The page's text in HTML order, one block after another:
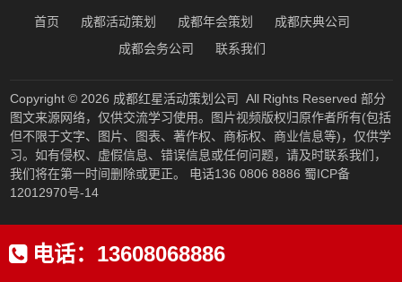
首页 成都活动策划 成都年会策划
成都庆典公司
成都会务公司
联系我们
Copyright © 2026 成都红星活动策划公司 All Rights Reserved 部分
图文来源网络，仅供交流学习使用。图片视频版权归原作者所有(包括
但不限于文字、图片、图表、著作权、商标权、商业信息等)，仅供学
习。如有侵权、虚假信息、错误信息或任何问题，请及时联系我们，
我们将在第一时间删除或更正。 电话136 0806 8886 蜀ICP备
12012970号-14
电话： 13608068886